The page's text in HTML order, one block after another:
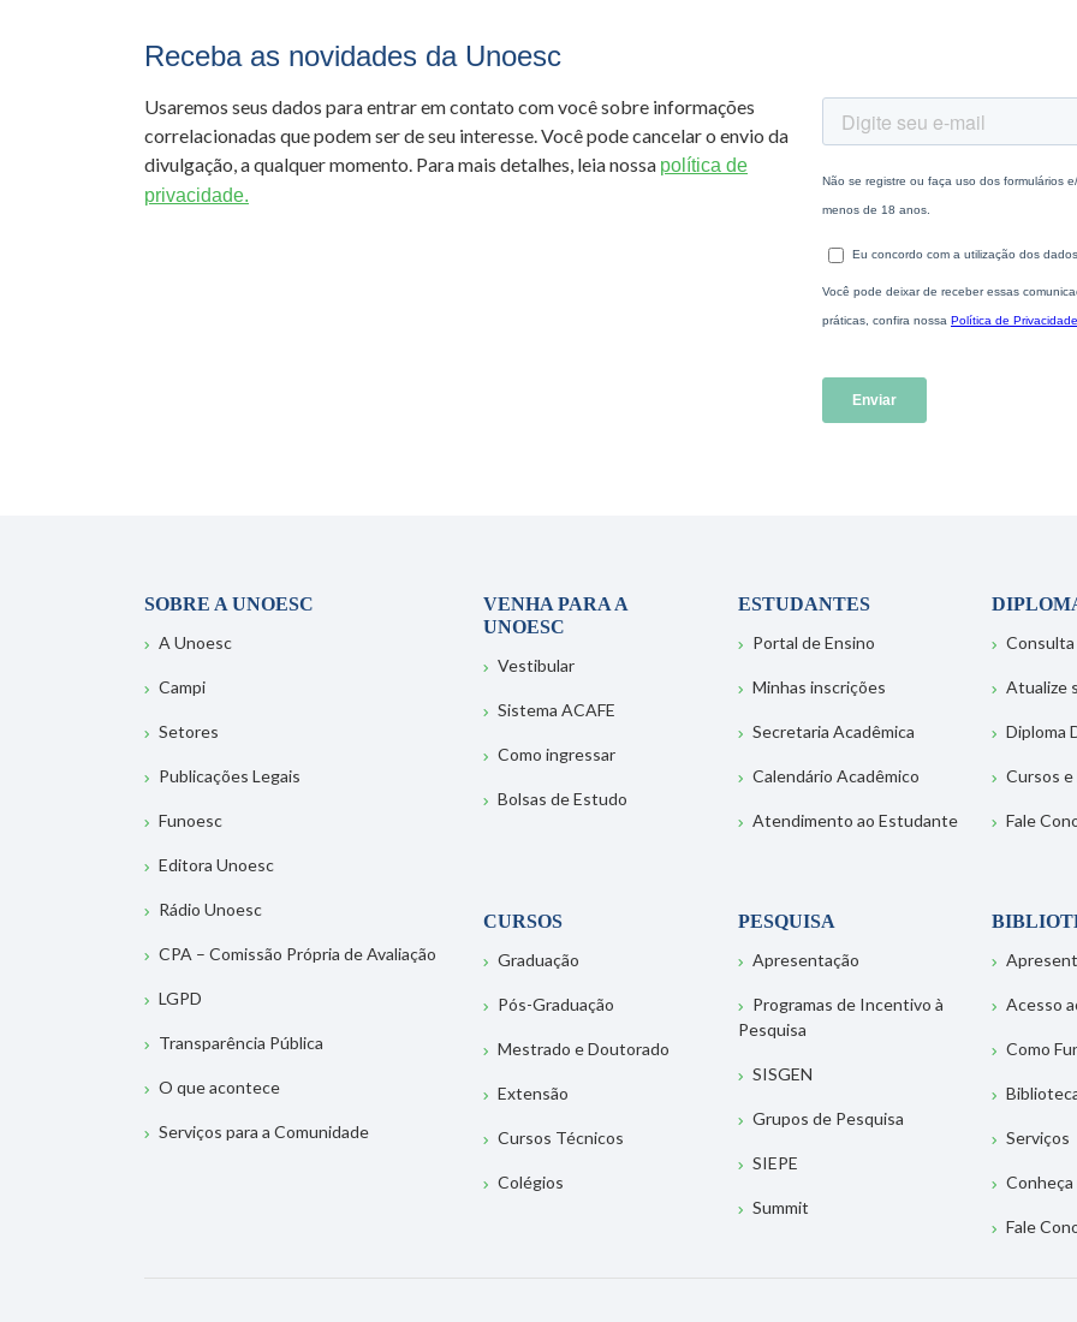
Receba as novidades da Unoesc
Usaremos seus dados para entrar em contato com você sobre informações
correlacionadas que podem ser de seu interesse. Você pode cancelar o envio da
divulgação, a qualquer momento. Para mais detalhes, leia nossa política de
privacidade.
SOBRE A UNOESC
A Unoesc
Campi
Setores
Publicações Legais
Funoesc
Editora Unoesc
Rádio Unoesc
CPA – Comissão Própria de Avaliação
LGPD
Transparência Pública
O que acontece
Serviços para a Comunidade
VENHA PARA A
UNOESC
Vestibular
Sistema ACAFE
Como ingressar
Bolsas de Estudo
ESTUDANTES
Portal de Ensino
Minhas inscrições
Secretaria Acadêmica
Calendário Acadêmico
Atendimento ao Estudante
Consulta
Atualize
Diploma
Cursos
Fale
CURSOS
Graduação
Pós-Graduação
Mestrado e Doutorado
Extensão
Cursos Técnicos
Colégios
PESQUISA
Apresentação
Programas de Incentivo à
Pesquisa
SISGEN
Grupos de Pesquisa
SIEPE
Summit
Acesso
Como
Serviços
Fale